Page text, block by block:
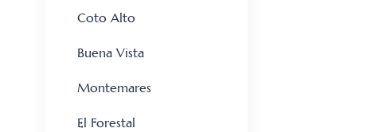
Coto Alto
Buena Vista
Montemares
El Forestal